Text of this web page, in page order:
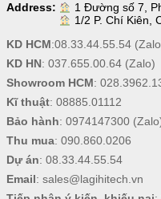
Address:
1 Đường số 7,
1/2 P. Chí Kiên,
KD HCM:08.33.44.55.54
KD HN: 037.655.00.64(Zalo)
Showroom HCM:
Kĩ thuật: 08885.01112
Bảo hành: 0974147300
Thu mua: 090.860.0206
Dự án: 08.33.44.55.54
Email: sales@lagihitech.vn